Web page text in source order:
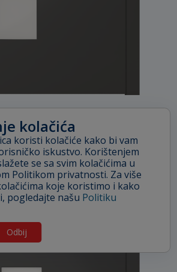
ATLANTA
kolačića
koristi kolačiće kako bi vam
iskustvo. Korištenjem
se sa svim kolačićima u
Politikom privatnosti. Za više
koje koristimo i kako
pogledajte našu Politiku
Odbij